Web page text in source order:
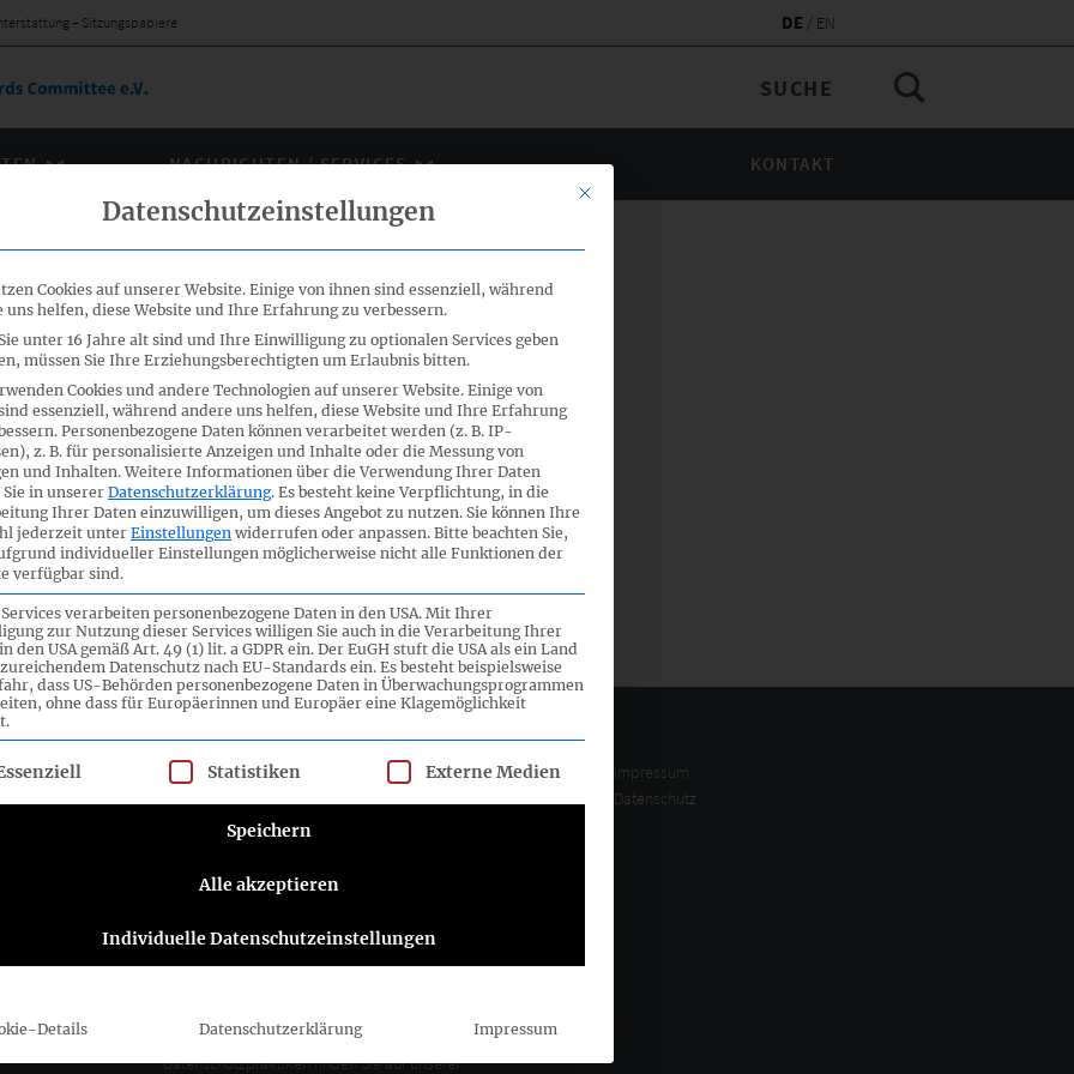
– Sitzungspapiere DE EN
NACHRICHTEN / SERVICES KONTAKT
vom 13. und 14. Januar 2022 stehen
e.V. Folgen Sie dem DRSC
DRSC-Newsletter abonnieren
möchten DRSC e.V.:
E-Mail
auf den Link in der Fußzeile unserer E-Mails
klicken. Informationen zu unseren
Datenschutzpraktiken finden Sie auf unserer
Impressum
Datenschutz
Mit diesem Button wird der Dialog geschlossen. Seine
Datenschutzeinstellungen
Cookies auf unserer Website. Einige von ihnen sind essenziell, während
uns helfen, diese Website und Ihre Erfahrung zu verbessern.
unter 16 Jahre alt sind und Ihre Einwilligung zu optionalen Services geben
müssen Sie Ihre Erziehungsberechtigten um Erlaubnis bitten.
Cookies und andere Technologien auf unserer Website. Einige von
essenziell, während andere uns helfen, diese Website und Ihre Erfahrung
Personenbezogene Daten können verarbeitet werden (z. B. IP-
z. B. für personalisierte Anzeigen und Inhalte oder die Messung von
und Inhalten. Weitere Informationen über die Verwendung Ihrer Daten
in unserer Datenschutzerklärung. Es besteht keine Verpflichtung, in die
Ihrer Daten einzuwilligen, um dieses Angebot zu nutzen. Sie können Ihre
jederzeit unterEinstellungen widerrufen oder anpassen. Bitte beachten Sie,
individueller Einstellungen möglicherweise nicht alle Funktionen der
verfügbar sind.
verarbeiten personenbezogene Daten in den USA. Mit Ihrer
zur Nutzung dieser Services willigen Sie auch in die Verarbeitung Ihrer
den USA gemäß Art. 49 (1) lit. a GDPR ein. Der EuGH stuft die USA als ein Land
Datenschutz nach EU-Standards ein. Es besteht beispielsweise
dass US-Behörden personenbezogene Daten in Überwachungsprogrammen
ohne dass für Europäerinnen und Europäer eine Klagemöglichkeit
eine Liste der Service-Gruppen, für die eine Einwilligung erteilt werden kann. Die erste Service-Gruppe ist essenziell und
Statistiken Externe Medien
Speichern
Alle akzeptieren
Individuelle Datenschutzeinstellungen
Details Datenschutzerklärung Impressum